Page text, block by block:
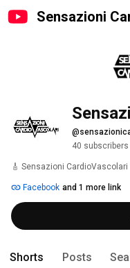
Sensazioni
40 subscribers
🎸 Sensazioni
Facebook and 1 more link
Shorts Posts